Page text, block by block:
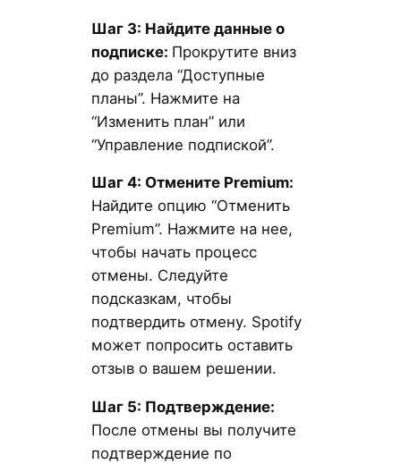
Шаг 3: Найдите данные о
подписке: Прокрутите вниз
до раздела “Доступные
планы”. Нажмите на
“Изменить план” или
“Управление подпиской”.
Шаг 4: Отмените Premium:
Найдите опцию “Отменить
Premium”. Нажмите на нее,
чтобы начать процесс
отмены. Следуйте
подсказкам, чтобы
подтвердить отмену. Spotify
может попросить оставить
отзыв о вашем решении.
Шаг 5: Подтверждение:
После отмены вы получите
подтверждение по